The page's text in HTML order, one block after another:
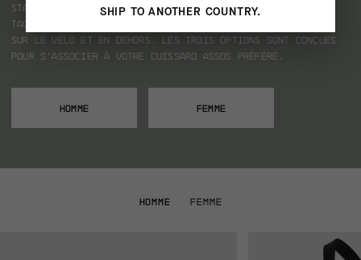
standard dans notre coupe aero race fit, ainsi que la
TACTICA à manches longues pour un style plus décontracté
sur le vélo et en dehors. Les trois options sont conçues
pour s’associer à votre cuissard ASSOS préféré.
HOMME FEMME
HOMME FEMME
SHIP TO ANOTHER COUNTRY.